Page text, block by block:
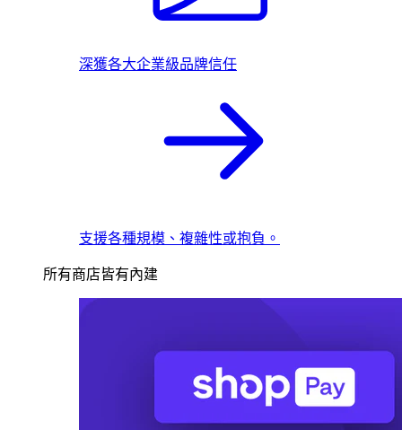
深獲各大企業級品牌信任
支援各種規模、複雜性或抱負。
所有商店皆有內建